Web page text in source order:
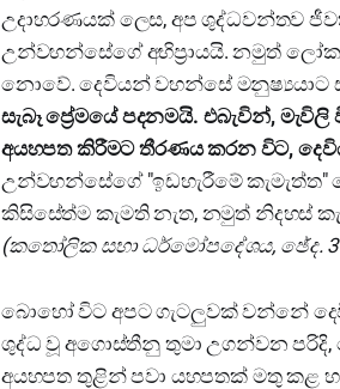
උදාහරණයක් ලෙස, අප ශුද්ධවන්තව
උන්වහන්සේගේ අභිප්‍රායයි. නමුත්
නොවේ. දෙවියන් වහන්සේ මනුෂ්‍යයාට
සැබෑ ප්‍රේමයේ පදනමයි. එබැවින්,
අයහපත කිරීමට තීරණය කරන විට,
උන්වහන්සේගේ "ඉඩහැරීමේ
කිසිසේත්ම කැමති නැත, නමුත් නිදහස්
(කතෝලික සභා ධර්මෝපදේශය, ඡේද.
බොහෝ විට අපට ගැටලුවක් වන්නේ
ශුද්ධ වූ අගොස්තීනු තුමා උගන්වන
අයහපත තුළින් පවා යහපතක් මතු කළ